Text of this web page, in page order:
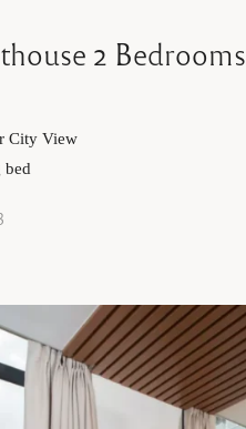
2 Bedrooms
City View
bed